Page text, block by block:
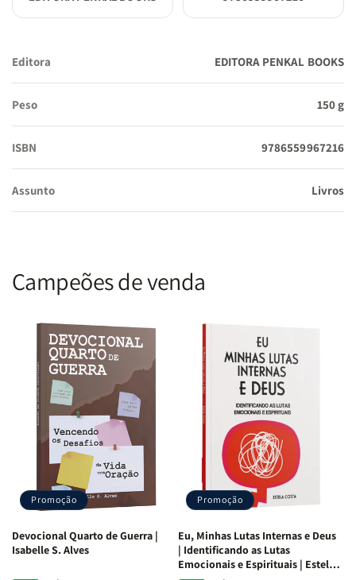
Editora EDITORA PENKAL BOOKS
Peso 150 g
ISBN 9786559967216
Assunto Livros
Campeões de venda
Promoção
Devocional Quarto de Guerra |
Isabelle S. Alves
Promoção
Eu, Minhas Lutas Internas e Deus
| Identificando as Lutas
Emocionais e Espirituais | Estela